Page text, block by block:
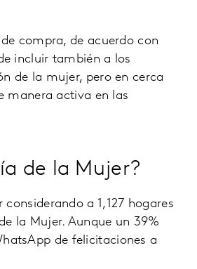
compra, de acuerdo con
incluir también a los
de la mujer, pero en cerca
manera activa en las
de la Mujer?
a 1,127 hogares
la Mujer. Aunque un 39%
de felicitaciones a